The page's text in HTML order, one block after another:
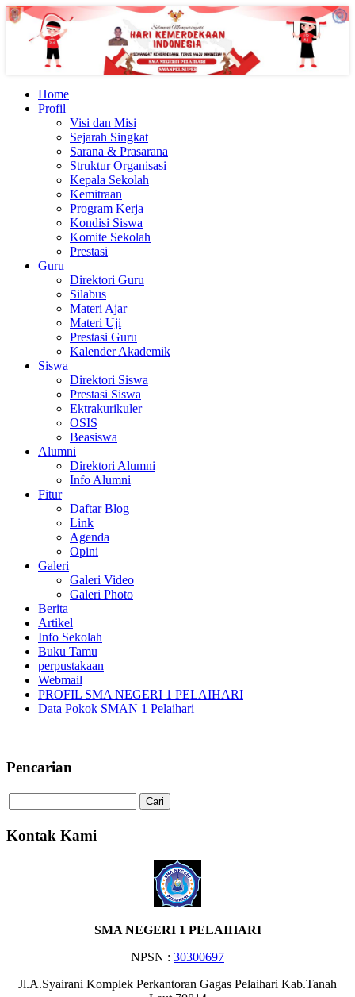
Home
Profil
Visi dan Misi
Sejarah Singkat
Sarana & Prasarana
Struktur Organisasi
Kepala Sekolah
Kemitraan
Program Kerja
Kondisi Siswa
Komite Sekolah
Prestasi
Guru
Direktori Guru
Silabus
Materi Ajar
Materi Uji
Prestasi Guru
Kalender Akademik
Siswa
Direktori Siswa
Prestasi Siswa
Ektrakurikuler
OSIS
Beasiswa
Alumni
Direktori Alumni
Info Alumni
Fitur
Daftar Blog
Link
Agenda
Opini
Galeri
Galeri Video
Galeri Photo
Berita
Artikel
Info Sekolah
Buku Tamu
perpustakaan
Webmail
PROFIL SMA NEGERI 1 PELAIHARI
Data Pokok SMAN 1 Pelaihari
Pencarian
Kontak Kami
SMA NEGERI 1 PELAIHARI
NPSN : 30300697
Jl.A.Syairani Komplek Perkantoran Gagas Pelaihari Kab.Tanah